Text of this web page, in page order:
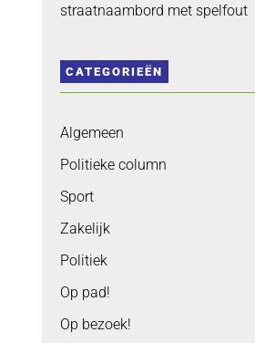
straatnaambord met spelfout
CATEGORIEËN
Algemeen
Politieke column
Sport
Zakelijk
Politiek
Op pad!
Op bezoek!